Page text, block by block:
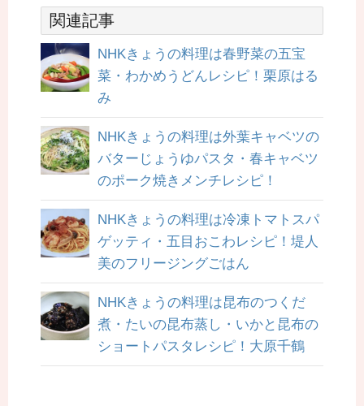
関連記事
NHKきょうの料理は春野菜の五宝
菜・わかめうどんレシピ！栗原はる
み
NHKきょうの料理は外葉キャベツの
バターじょうゆパスタ・春キャベツ
のポーク焼きメンチレシピ！
NHKきょうの料理は冷凍トマトスパ
ゲッティ・五目おこわレシピ！堤人
美のフリージングごはん
NHKきょうの料理は昆布のつくだ
煮・たいの昆布蒸し・いかと昆布の
ショートパスタレシピ！大原千鶴